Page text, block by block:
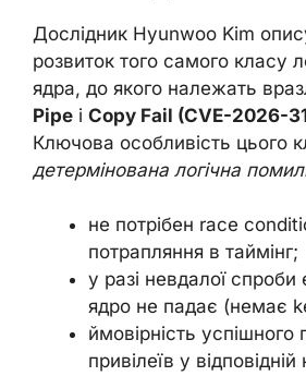
Дослідник Hyunwoo Kim
розвиток того самого класу
ядра, до якого належать
Pipe і Copy Fail (CVE-2026-
Ключова особливість цього
детермінована логічна
не потрібен race
потрапляння в таймінг;
у разі невдалої спроби
ядро не падає (немає
ймовірність успішного
привілеїв у відповідній